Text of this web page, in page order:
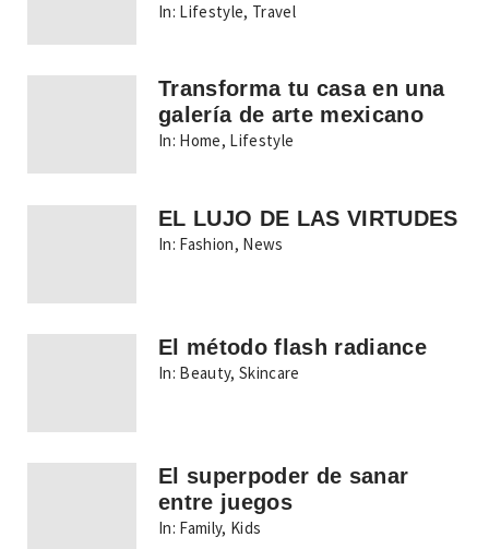
In: Lifestyle, Travel
Transforma tu casa en una
galería de arte mexicano
In: Home, Lifestyle
EL LUJO DE LAS VIRTUDES
In: Fashion, News
El método flash radiance
In: Beauty,Skincare
El superpoder de sanar
entre juegos
In: Family, Kids